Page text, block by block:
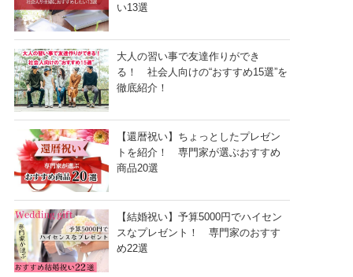
い13選
大人の習い事で友達作りができ
る！ 社会人向けの“おすすめ15選”を
徹底紹介！
【還暦祝い】ちょっとしたプレゼン
トを紹介！ 専門家が選ぶおすすめ
商品20選
【結婚祝い】予算5000円でハイセン
スなプレゼント！ 専門家のおすす
め22選